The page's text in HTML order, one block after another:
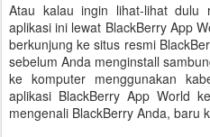
Atau kalau ingin lihat-lihat dulu
aplikasi ini lewat BlackBerry App
berkunjung ke situs resmi
sebelum Anda menginstall
ke komputer menggunakan
aplikasi BlackBerry App World
mengenali BlackBerry Anda, baru